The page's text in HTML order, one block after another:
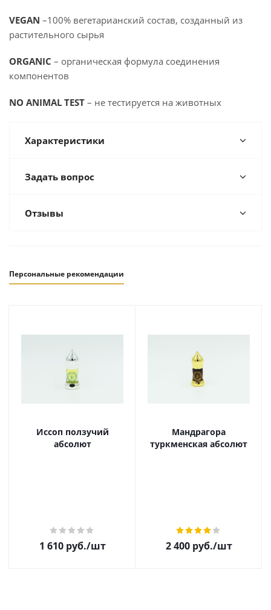
VEGAN –100% вегетарианский состав, созданный из
растительного сырья
ORGANIC – органическая формула соединения
компонентов
NO ANIMAL TEST – не тестируется на животных
Характеристики
Задать вопрос
Отзывы
Персональные рекомендации
Иссоп ползучий
абсолют
1 610руб./шт
Мандрагора
туркменская абсолют
2 400руб./шт